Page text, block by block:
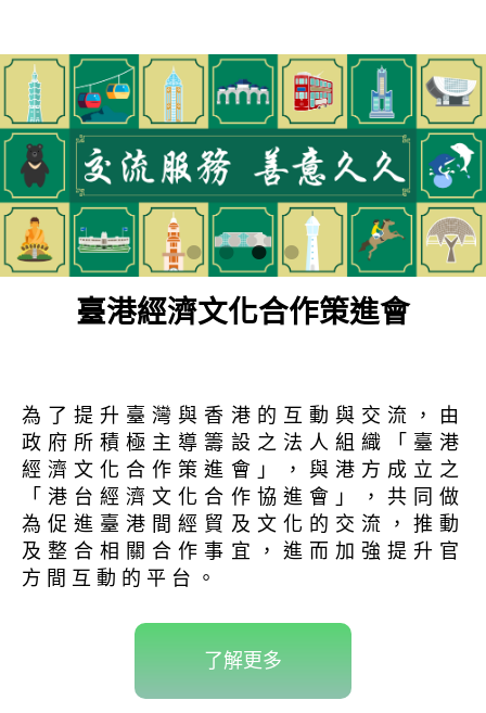
臺港經濟文化合作策進會
為了提升臺灣與香港的互動與交流，由
政府所積極主導籌設之法人組織「臺港
經濟文化合作策進會」，與港方成立之
「港台經濟文化合作協進會」，共同做
為促進臺港間經貿及文化的交流，推動
及整合相關合作事宜，進而加強提升官
方間互動的平台。
了解更多